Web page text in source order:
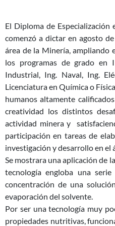
El Diploma de
comenzó a dictar en agosto
área de la Minería, ampliando
los programas de grado en
Industrial, Ing. Naval, Ing.
Licenciatura en Química o
humanos altamente
creatividad los distintos
actividad minera y
participación en tareas de
investigación y desarrollo en
Se mostrara una aplicación de
tecnología engloba una
concentración de una
evaporación del solvente.
Por ser una tecnología muy
propiedades nutritivas,